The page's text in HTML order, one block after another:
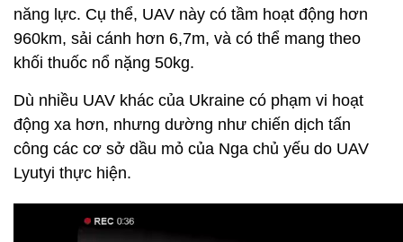
năng lực. Cụ thể, UAV này có tầm hoạt động hơn
960km, sải cánh hơn 6,7m, và có thể mang theo
khối thuốc nổ nặng 50kg.
Dù nhiều UAV khác của Ukraine có phạm vi hoạt
động xa hơn, nhưng dường như chiến dịch tấn
công các cơ sở dầu mỏ của Nga chủ yếu do UAV
Lyutyi thực hiện.